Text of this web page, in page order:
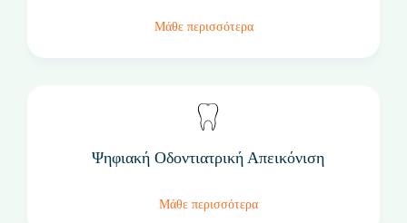
Μάθε περισσότερα
Ψηφιακή Οδοντιατρική Απεικόνιση
Μάθε περισσότερα